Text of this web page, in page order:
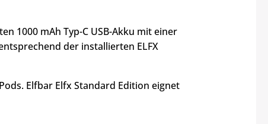
1000 mAh Typ-C USB-Akku mit einer
der installierten ELFX
Elfbar Elfx Standard Edition eignet